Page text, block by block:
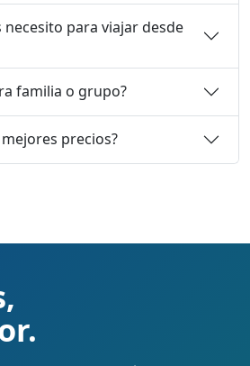
para viajar desde
familia o grupo?
precios?